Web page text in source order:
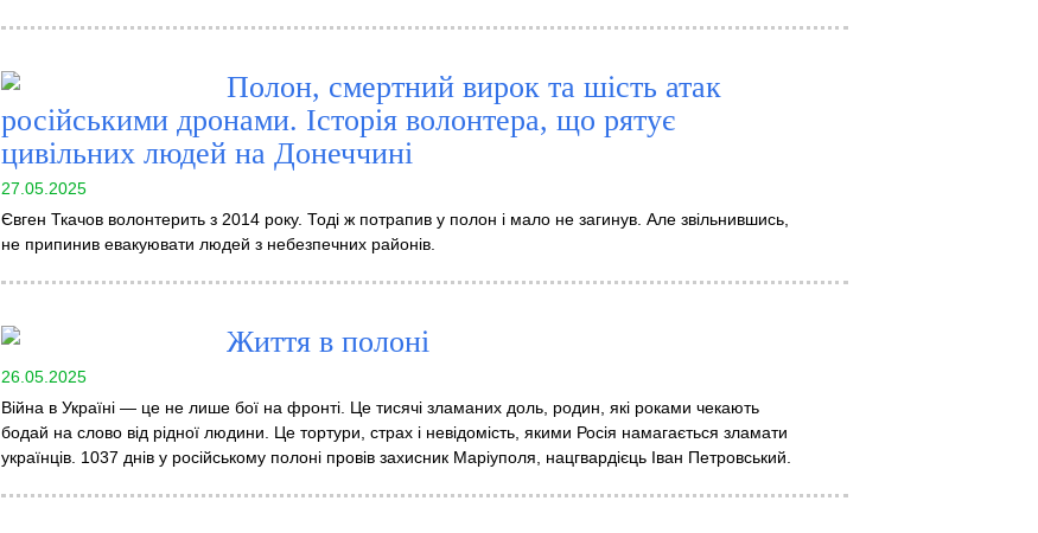
Полон, смертний вирок та шість атак
російськими дронами. Історія волонтера, що рятує
цивільних людей на Донеччині
27.05.2025
Євген Ткачов волонтерить з 2014 року. Тоді ж потрапив у полон і мало не загинув. Але звільнившись,
не припинив евакуювати людей з небезпечних районів.
Життя в полоні
26.05.2025
Війна в Україні — це не лише бої на фронті. Це тисячі зламаних доль, родин, які роками чекають
бодай на слово від рідної людини. Це тортури, страх і невідомість, якими Росія намагається зламати
українців. 1037 днів у російському полоні провів захисник Маріуполя, нацгвардієць Іван Петровський.